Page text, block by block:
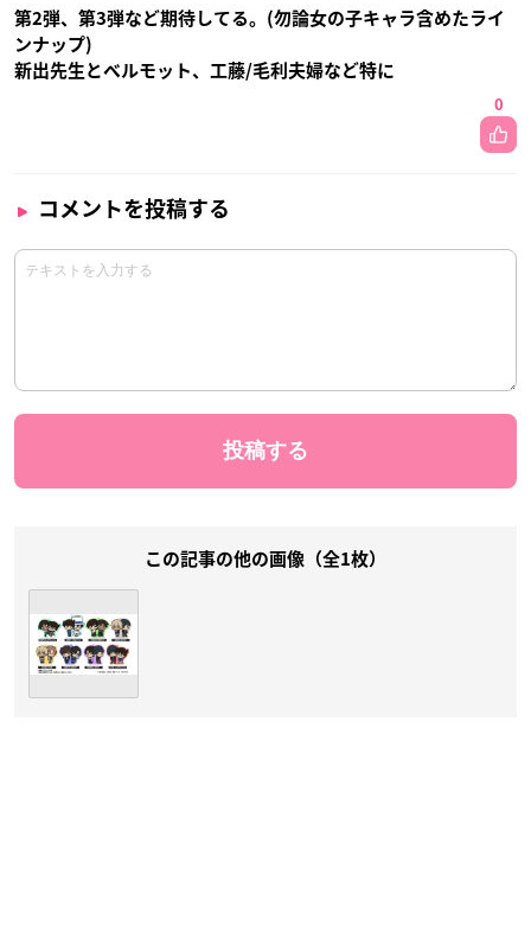
第2弾、第3弾など期待してる。(勿論女の子キャラ含めたライ
ンナップ)
新出先生とベルモット、工藤/毛利夫婦など特に
0
コメントを投稿する
この記事の他の画像（全1枚）